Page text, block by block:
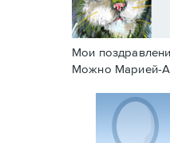
Мои
Можно Марией-